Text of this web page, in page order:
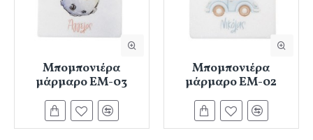
Μπομπονιέρα
μάρμαρο ΕΜ-03
Μπομπονιέρα
μάρμαρο ΕΜ-02